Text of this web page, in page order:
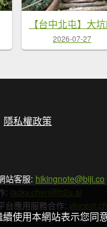
2026-07-27
隱私權政策
站客服: hikingnote@biji.co
: jacky.chen@h2u.ai
台應用服務合作:
使用本網站表示您